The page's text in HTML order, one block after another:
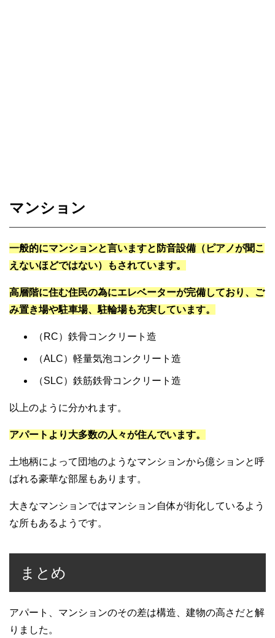
マンション
一般的にマンションと言いますと防音設備（ピアノが聞こ
えないほどではない）もされています。
高層階に住む住民の為にエレベーターが完備しており、ご
み置き場や駐車場、駐輪場も充実しています。
（RC）鉄骨コンクリート造
（ALC）軽量気泡コンクリート造
（SLC）鉄筋鉄骨コンクリート造
以上のように分かれます。
アパートより大多数の人々が住んでいます。
土地柄によって団地のようなマンションから億ションと呼
ばれる豪華な部屋もあります。
大きなマンションではマンション自体が街化しているよう
な所もあるようです。
まとめ
アパート、マンションのその差は構造、建物の高さだと解
りました。